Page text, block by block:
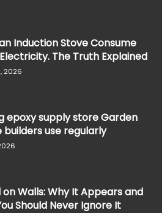
Induction Stove Consume
The Truth Explained
2026
epoxy supply store Garden
builders use regularly
on Walls: Why It Appears and
Should Never Ignore It